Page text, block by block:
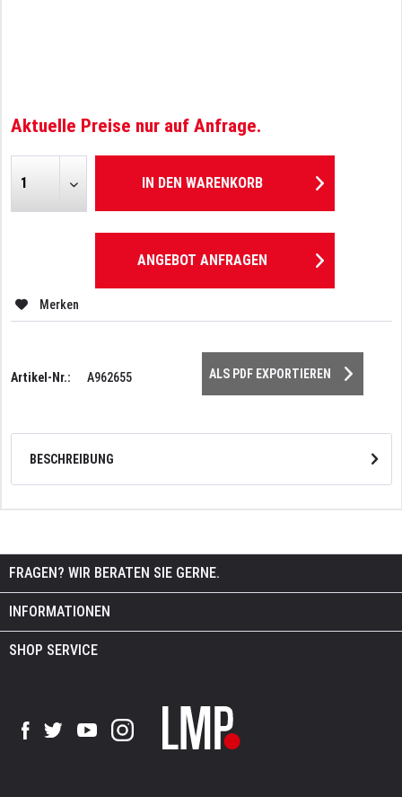
Aktuelle Preise nur auf Anfrage.
IN DEN WARENKORB
ANGEBOT ANFRAGEN
Merken
Artikel-Nr.: A962655 ALS PDF EXPORTIEREN
BESCHREIBUNG
FRAGEN? WIR BERATEN SIE GERNE.
INFORMATIONEN
SHOP SERVICE